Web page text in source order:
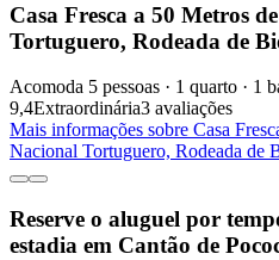
Casa Fresca a 50 Metros
Tortuguero, Rodeada de
Acomoda 5 pessoas · 1 quarto · 1
9,4Extraordinária3 avaliações
Mais informações sobre Casa
Nacional Tortuguero, Rodeada de
Reserve o aluguel por
estadia em Cantão de